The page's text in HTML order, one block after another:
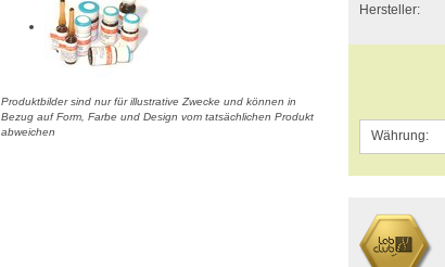
Produktbilder sind nur für illustrative Zwecke und können in
Bezug auf Form, Farbe und Design vom tatsächlichen Produkt
abweichen
Hersteller:
Währung: